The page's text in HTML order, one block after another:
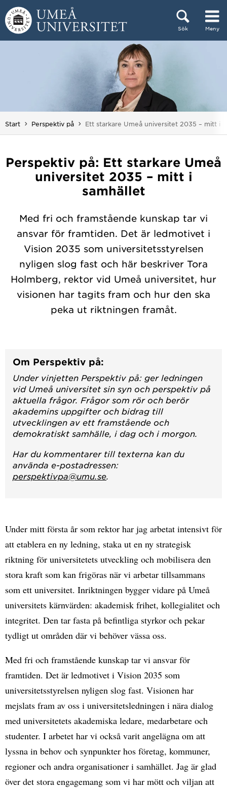
Hoppa direkt till innehållet
Sök Meny
Start Perspektiv på Du är här:
Ett starkare Umeå universitet 2035 – mitt i
Perspektiv på: Ett starkare Umeå
universitet 2035 – mitt i
samhället
Med fri och framstående kunskap tar vi
ansvar för framtiden. Det är ledmotivet i
Vision 2035 som universitetsstyrelsen
nyligen slog fast och här beskriver Tora
Holmberg, rektor vid Umeå universitet, hur
visionen har tagits fram och hur den ska
peka ut riktningen framåt.
Om Perspektiv på:
Under vinjetten Perspektiv på: ger ledningen
vid Umeå universitet sin syn och perspektiv på
aktuella frågor. Frågor som rör och berör
akademins uppgifter och bidrag till
utvecklingen av ett framstående och
demokratiskt samhälle, i dag och i morgon.
Har du kommentarer till texterna kan du
använda e-postadressen:
perspektivpa@umu.se.
Under mitt första år som rektor har jag arbetat intensivt för
att etablera en ny ledning, staka ut en ny strategisk
riktning för universitetets utveckling och mobilisera den
stora kraft som kan frigöras när vi arbetar tillsammans
som ett universitet. Inriktningen bygger vidare på Umeå
universitets kärnvärden: akademisk frihet, kollegialitet och
integritet. Den tar fasta på befintliga styrkor och pekar
tydligt ut områden där vi behöver vässa oss.
Med fri och framstående kunskap tar vi ansvar för
framtiden. Det är ledmotivet i Vision 2035 som
universitetsstyrelsen nyligen slog fast. Visionen har
mejslats fram av oss i universitetsledningen i nära dialog
med universitetets akademiska ledare, medarbetare och
studenter. I arbetet har vi också varit angelägna om att
lyssna in behov och synpunkter hos företag, kommuner,
regioner och andra organisationer i samhället. Jag är glad
över det stora engagemang som vi har mött och viljan att